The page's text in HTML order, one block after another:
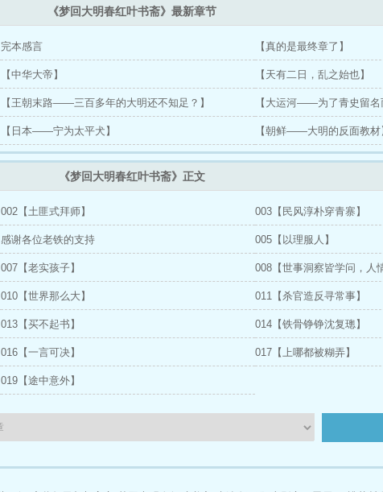
《梦回大明春红叶书斋》最新章节
完本感言 【真的是最终章了】
【中华大帝】 【天有二日，乱之始也】
【王朝末路——三百多年的大明还不知足？】 【大运河——为了青史留名
【日本——宁为太平犬】 【朝鲜——大明的反面教材
《梦回大明春红叶书斋》正文
002【土匪式拜师】 003【民风淳朴穿青寨】
感谢各位老铁的支持 005【以理服人】
007【老实孩子】 008【世事洞察皆学问，人
010【世界那么大】 011【杀官造反寻常事】
013【买不起书】 014【铁骨铮铮沈复璁】
016【一言可决】 017【上哪都被糊弄】
019【途中意外】